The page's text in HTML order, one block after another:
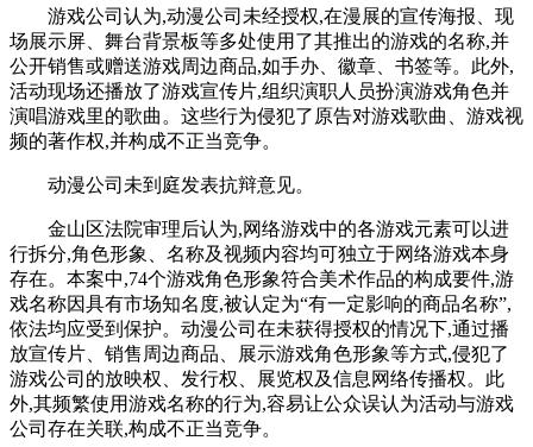
游戏公司认为,动漫公司未经授权,在漫展的宣传海报、现
场展示屏、舞台背景板等多处使用了其推出的游戏的名称,并
公开销售或赠送游戏周边商品,如手办、徽章、书签等。此外,
活动现场还播放了游戏宣传片,组织演职人员扮演游戏角色并
演唱游戏里的歌曲。这些行为侵犯了原告对游戏歌曲、游戏视
频的著作权,并构成不正当竞争。
动漫公司未到庭发表抗辩意见。
金山区法院审理后认为,网络游戏中的各游戏元素可以进
行拆分,角色形象、名称及视频内容均可独立于网络游戏本身
存在。本案中,74个游戏角色形象符合美术作品的构成要件,游
戏名称因具有市场知名度,被认定为“有一定影响的商品名称”,
依法均应受到保护。动漫公司在未获得授权的情况下,通过播
放宣传片、销售周边商品、展示游戏角色形象等方式,侵犯了
游戏公司的放映权、发行权、展览权及信息网络传播权。此
外,其频繁使用游戏名称的行为,容易让公众误认为活动与游戏
公司存在关联,构成不正当竞争。